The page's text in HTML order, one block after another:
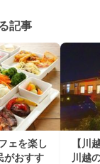
記事
ェを楽し
がおすす
【川
川越